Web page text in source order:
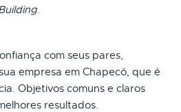
.
com seus pares,
empresa em Chapecó, que é
Objetivos comuns e claros
resultados.